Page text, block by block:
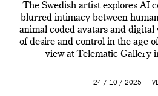
The Swedish artist explores AI
blurred intimacy between
animal-coded avatars and
of desire and control in the age
view at Telematic Gallery
24 / 10 / 2025 —